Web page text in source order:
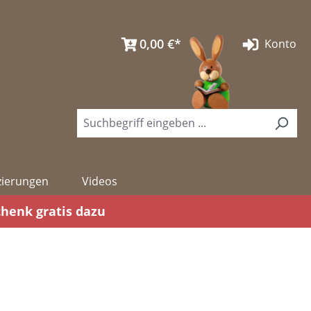
0,00 €* Konto
Videos
gratis dazu